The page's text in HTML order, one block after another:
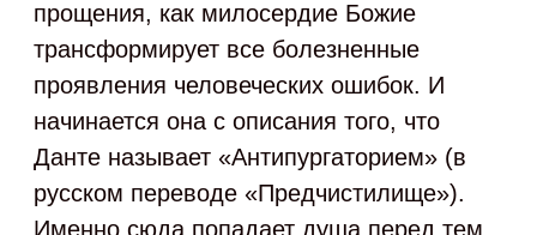
прощения, как милосердие Божие
трансформирует все болезненные
проявления человеческих ошибок. И
начинается она с описания того, что
Данте называет «Антипургаторием» (в
русском переводе «Предчистилище»).
Именно сюда попадает душа перед тем,